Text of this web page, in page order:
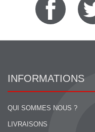
INFORMATIONS
QUI SOMMES NOUS ?
LIVRAISONS